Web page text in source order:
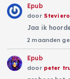
Epub
door
Jaa ik
2 maanden
Epub
door peter